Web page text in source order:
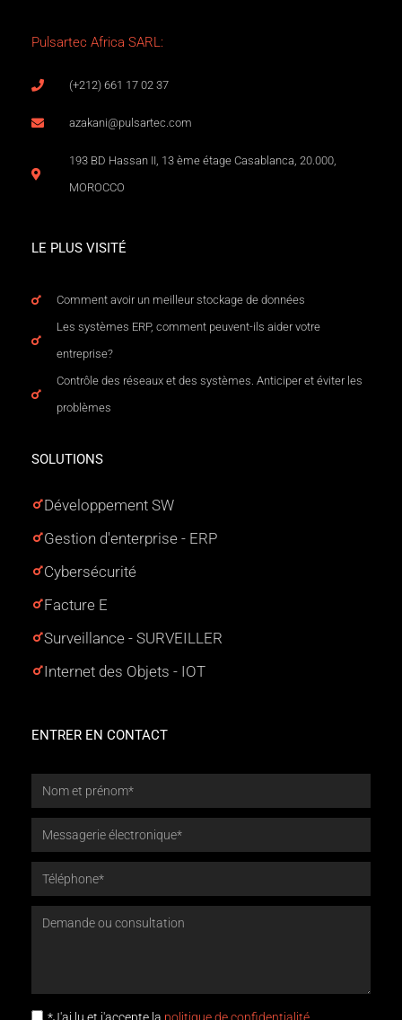
Pulsartec Africa SARL:
(+212) 661 17 02 37
azakani@pulsartec.com
193 BD Hassan II, 13 ème étage Casablanca, 20.000,
MOROCCO
LE PLUS VISITÉ
Comment avoir un meilleur stockage de données
Les systèmes ERP, comment peuvent-ils aider votre
entreprise?
Contrôle des réseaux et des systèmes. Anticiper et éviter les
problèmes
SOLUTIONS
Développement SW
Gestion d'enterprise - ERP
Cybersécurité
Facture E
Surveillance - SURVEILLER
Internet des Objets - IOT
ENTRER EN CONTACT
*J'ai lu et j'accepte la politique de confidentialité